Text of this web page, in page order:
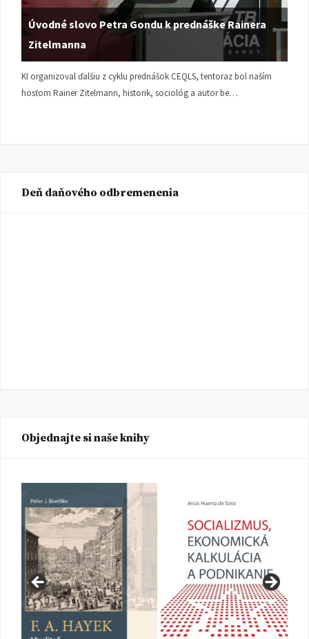
Úvodné slovo Petra Gondu k prednáške Rainera
Zitelmanna
KI organizoval ďalšiu z cyklu prednášok CEQLS, tentoraz bol naším
hosťom Rainer Zitelmann, historik, sociológ a autor be…
Deň daňového odbremenenia
Objednajte si naše knihy